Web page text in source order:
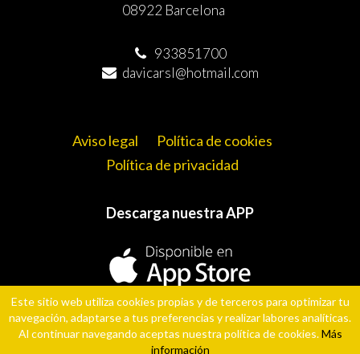
08922 Barcelona
933851700
davicarsl@hotmail.com
Aviso legal
Política de cookies
Política de privacidad
Descarga nuestra APP
Este sitio web utiliza cookies propias y de terceros para optimizar tu
navegación, adaptarse a tus preferencias y realizar labores analíticas.
Al continuar navegando aceptas nuestra política de cookies.Más
información